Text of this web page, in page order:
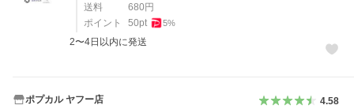
送料
680円
ポイント
50pt 5%
2〜4日以内に発送
ポプカル ヤフー店 4.58